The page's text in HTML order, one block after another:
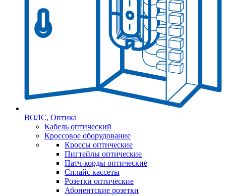
ВОЛС, Оптика
Кабель оптический
Кроссовое оборудование
Кроссы оптические
Пигтейлы оптические
Патч-корды оптические
Сплайс кассеты
Розетки оптические
Абонентские розетки